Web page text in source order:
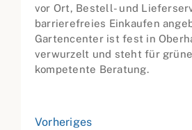
vor Ort, Bestell- und
barrierefreies Einkaufen
Gartencenter ist fest in
verwurzelt und steht für
kompetente Beratung.
Vorheriges